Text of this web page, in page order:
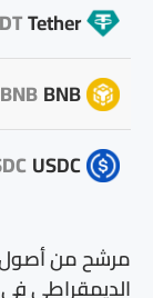
Tether
BNB
BNB
USDC
مرشح من أصول
الديمقراطي